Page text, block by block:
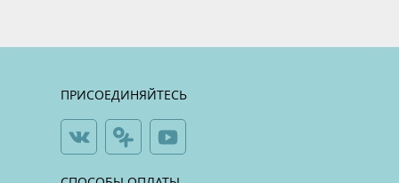
ПРИСОЕДИНЯЙТЕСЬ